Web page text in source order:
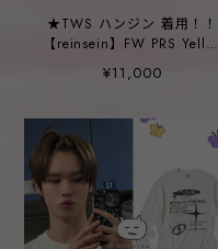
★TWS ハンジン 着用！！
【reinsein】FW PRS Yellow
Oversized Distressed Check
Shirt
¥11,000